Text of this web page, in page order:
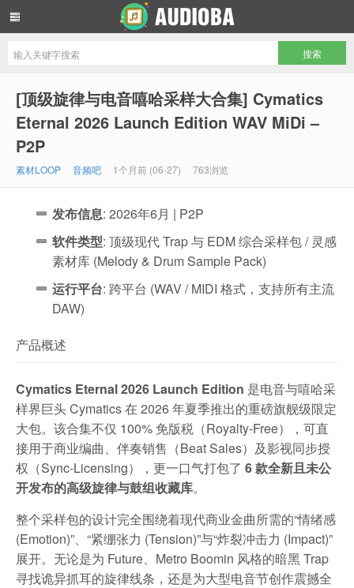
[顶级旋律与电音嘻哈采样大合集] Cymatics
Eternal 2026 Launch Edition WAV MiDi –
P2P
素材LOOP 音频吧 1个月前 (06-27) 763浏览
发布信息: 2026年6月 | P2P
软件类型: 顶级现代 Trap 与 EDM 综合采样包 / 灵感
素材库 (Melody & Drum Sample Pack)
运行平台: 跨平台 (WAV / MIDI 格式，支持所有主流
DAW)
产品概述
Cymatics Eternal 2026 Launch Edition 是电音与嘻哈采
样界巨头 Cymatics 在 2026 年夏季推出的重磅旗舰级限定
大包。该合集不仅 100% 免版税（Royalty-Free），可直
接用于商业编曲、伴奏销售（Beat Sales）及影视同步授
权（Sync-Licensing），更一口气打包了 6 款全新且未公
开发布的高级旋律与鼓组收藏库。
整个采样包的设计完全围绕着现代商业金曲所需的“情绪感
(Emotion)”、“紧绷张力 (Tension)”与“炸裂冲击力 (Impact)”
展开。无论是为 Future、Metro Boomin 风格的暗黑 Trap
寻找诡异抓耳的旋律线条，还是为大型电音节创作震撼全